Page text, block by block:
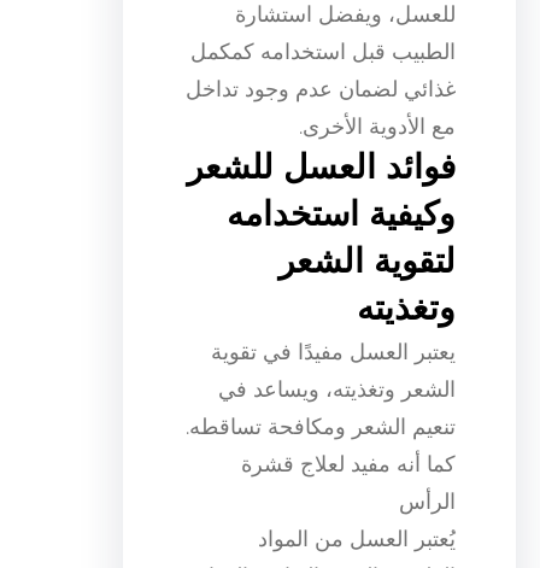
للعسل، ويفضل استشارة
الطبيب قبل استخدامه كمكمل
غذائي لضمان عدم وجود تداخل
مع الأدوية الأخرى.
فوائد العسل للشعر
وكيفية استخدامه
لتقوية الشعر
وتغذيته
يعتبر العسل مفيدًا في تقوية
الشعر وتغذيته، ويساعد في
تنعيم الشعر ومكافحة تساقطه.
كما أنه مفيد لعلاج قشرة
الرأس
يُعتبر العسل من المواد